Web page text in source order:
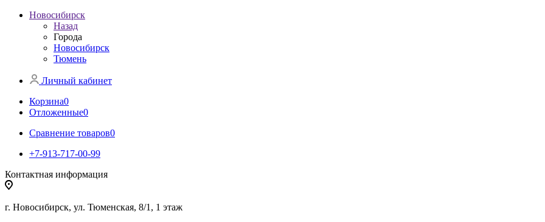
Новосибирск
Назад
Города
Новосибирск
Тюмень
Личный кабинет
Корзина0
Отложенные0
Сравнение товаров0
+7-913-717-00-99
Контактная информация
г. Новосибирск, ул. Тюменская, 8/1​, 1 этаж